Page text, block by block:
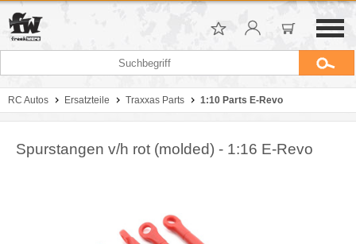
RC Autos Ersatzteile Traxxas Parts 1:10 Parts E-Revo
Spurstangen v/h rot (molded) - 1:16 E-Revo